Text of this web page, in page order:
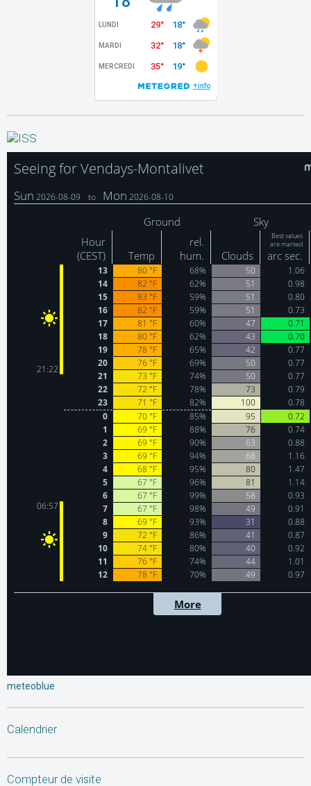
meteoblue
Calendrier
Compteur de visite